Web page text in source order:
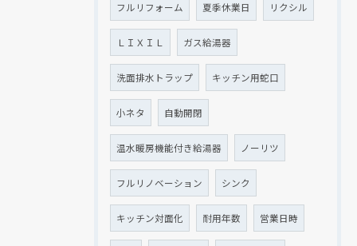
フルリフォーム 夏季休業日 リクシル
ＬＩＸＩＬ ガス給湯器
洗面排水トラップ キッチン用蛇口
小ネタ 自動開閉
温水暖房機能付き給湯器 ノーリツ
フルリノベーション シンク
キッチン対面化 耐用年数 営業日時